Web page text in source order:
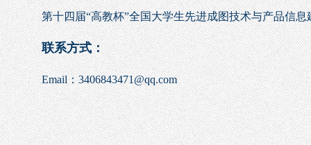
第十四届“高教杯”全国大学生先进成图技术与产品信
联系方式：
Email：3406843471@qq.com